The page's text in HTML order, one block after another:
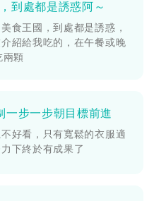
到處都是誘惑阿～
食王國，到處都是誘惑，
介紹給我吃的，在午餐或晚
兩顆
一步一步朝目標前進
好看，只有寬鬆的衣服適
下終於有成果了